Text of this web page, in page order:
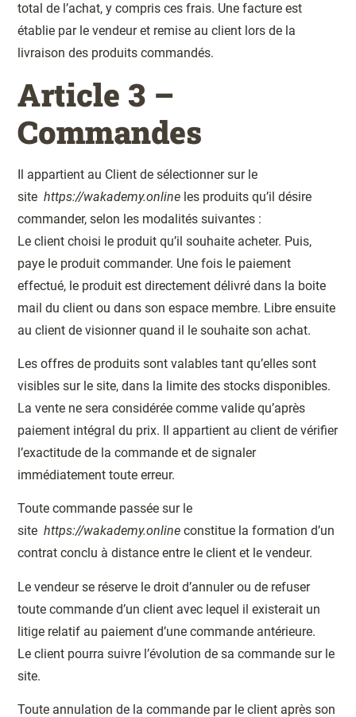
total de l’achat, y compris ces frais. Une facture est
établie par le vendeur et remise au client lors de la
livraison des produits commandés.
Article 3 –
Commandes
Il appartient au Client de sélectionner sur le
sitehttps://wakademy.online les produits qu’il désire
commander, selon les modalités suivantes :
Le client choisi le produit qu’il souhaite acheter. Puis,
paye le produit commander. Une fois le paiement
effectué, le produit est directement délivré dans la boite
mail du client ou dans son espace membre. Libre ensuite
au client de visionner quand il le souhaite son achat.
Les offres de produits sont valables tant qu’elles sont
visibles sur le site, dans la limite des stocks disponibles.
La vente ne sera considérée comme valide qu’après
paiement intégral du prix. Il appartient au client de vérifier
l’exactitude de la commande et de signaler
immédiatement toute erreur.
Toute commande passée sur le
sitehttps://wakademy.online constitue la formation d’un
contrat conclu à distance entre le client et le vendeur.
Le vendeur se réserve le droit d’annuler ou de refuser
toute commande d’un client avec lequel il existerait un
litige relatif au paiement d’une commande antérieure.
Le client pourra suivre l’évolution de sa commande sur le
site.
Toute annulation de la commande par le client après son